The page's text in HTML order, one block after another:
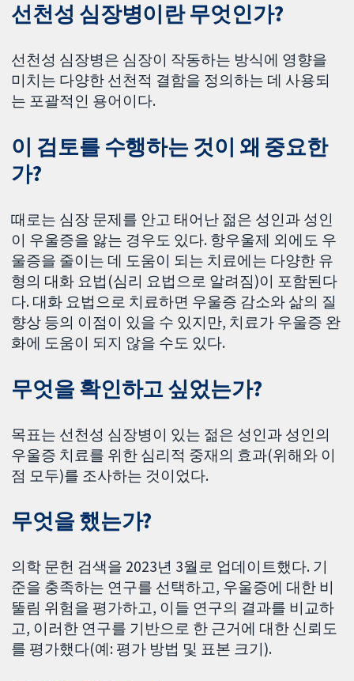
선천성 심장병이란 무엇인가?
선천성 심장병은 심장이 작동하는 방식에 영향을
미치는 다양한 선천적 결함을 정의하는 데 사용되
는 포괄적인 용어이다.
이 검토를 수행하는 것이 왜 중요한
가?
때로는 심장 문제를 안고 태어난 젊은 성인과 성인
이 우울증을 앓는 경우도 있다. 항우울제 외에도 우
울증을 줄이는 데 도움이 되는 치료에는 다양한 유
형의 대화 요법(심리 요법으로 알려짐)이 포함된다
다. 대화 요법으로 치료하면 우울증 감소와 삶의 질
향상 등의 이점이 있을 수 있지만, 치료가 우울증 완
화에 도움이 되지 않을 수도 있다.
무엇을 확인하고 싶었는가?
목표는 선천성 심장병이 있는 젊은 성인과 성인의
우울증 치료를 위한 심리적 중재의 효과(위해와 이
점 모두)를 조사하는 것이었다.
무엇을 했는가?
의학 문헌 검색을 2023년 3월로 업데이트했다. 기
준을 충족하는 연구를 선택하고, 우울증에 대한 비
뚤림 위험을 평가하고, 이들 연구의 결과를 비교하
고, 이러한 연구를 기반으로 한 근거에 대한 신뢰도
를 평가했다(예: 평가 방법 및 표본 크기).